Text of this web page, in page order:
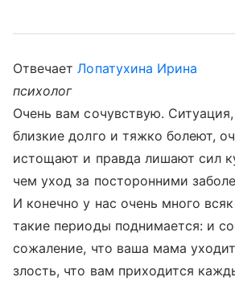
ОтвечаетЛопатухина Ирина
психолог
Очень вам сочувствую.
близкие долго и тяжко болеют,
истощают и правда лишают сил
чем уход за посторонними
И конечно у нас очень много
такие периоды поднимается: и
сожаление, что ваша мама
злость, что вам приходится